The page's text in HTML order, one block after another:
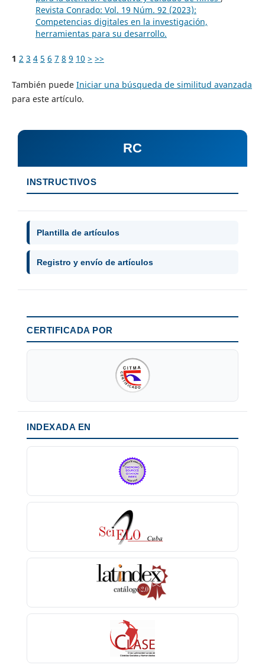
Revista Conrado: Vol. 19 Núm. 92 (2023):
Competencias digitales en la investigación,
herramientas para su desarrollo.
1 2 3 4 5 6 7 8 9 10 > >>
También puede Iniciar una búsqueda de similitud avanzada
para este artículo.
RC
INSTRUCTIVOS
Plantilla de artículos
Registro y envío de artículos
CERTIFICADA POR
INDEXADA EN